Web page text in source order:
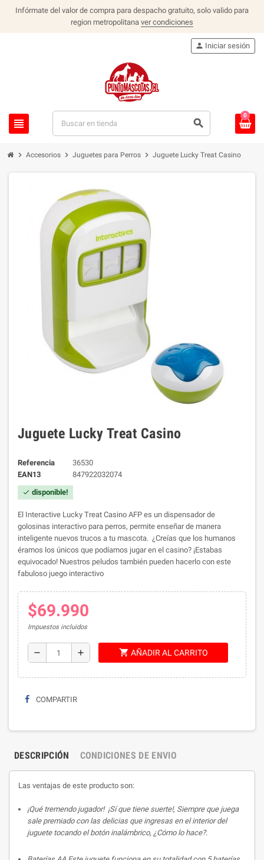
Infórmate del valor de compra para despacho gratuito, solo valido para
region metropolitana ver condiciones
view_headline search
person Iniciar sesión
0
chevron_right Accesorios chevron_right Juguetes para Perros chevron_right Juguete Lucky Treat Casino
Juguete Lucky Treat Casino
Referencia
36530
EAN13
847922032074
check disponible!
El Interactive Lucky Treat Casino AFP es un dispensador de
golosinas interactivo para perros, permite enseñar de manera
inteligente nuevos trucos a tu mascota. ¿Creías que los humanos
éramos los únicos que podíamos jugar en el casino? ¡Estabas
equivocado! Nuestros peludos también pueden hacerlo con este
fabuloso juego interactivo
$69.990
Impuestos incluidos
remove add shopping_cart AÑADIR AL CARRITO
COMPARTIR
DESCRIPCIÓN CONDICIONES DE ENVIO
Las ventajas de este producto son:
¡Qué tremendo jugador! ¡Sí que tiene suerte!, Siempre que juega
sale premiado con las delicias que ingresas en el interior del
juguete tocando el botón inalámbrico, ¿Cómo lo hace?.